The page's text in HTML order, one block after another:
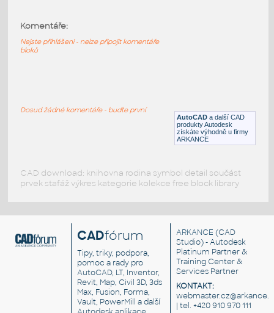
Sezení
AutoCAD a další CAD
produkty Autodesk
získáte výhodně u firmy
ARKANCE
Komentáře:
Nejste přihlášeni - nelze připojit komentáře
bloků
Dosud žádné komentáře - buďte první
CAD download: knihovna rodina symbol detail součást
prvek stafáž výkres kategorie kolekce free block library
CADfórum
Tipy, triky, podpora,
pomoc a rady pro
AutoCAD, LT, Inventor,
Revit, Map, Civil 3D, 3ds
Max, Fusion, Forma,
Vault, PowerMill a další
ARKANCE (CAD
Studio) - Autodesk
Platinum Partner &
Training Center &
Services Partner
KONTAKT:
| tel. +420 910 970 111